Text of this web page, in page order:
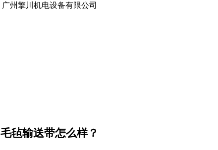
广州擎川机电设备有限公司
毛毡输送带怎么样？